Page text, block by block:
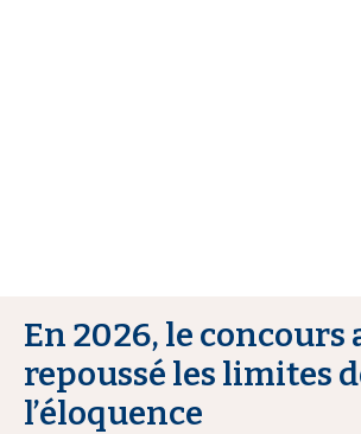
En 2026, le concours
repoussé les limites
l’éloquence